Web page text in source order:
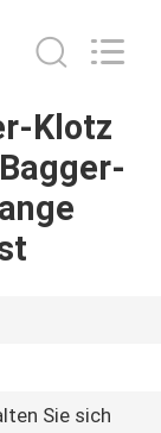
Klotz
Sie sich